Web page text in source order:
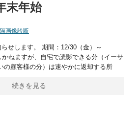
末年始
画像診断
せします。 期間：12/30（金）～
ねますが、自宅で読影できる分（イーサ
の顧客様の分）は速やかに返却する所
続きを見る